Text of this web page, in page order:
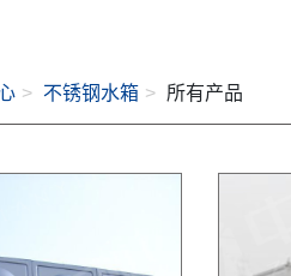
不锈钢水箱 所有产品